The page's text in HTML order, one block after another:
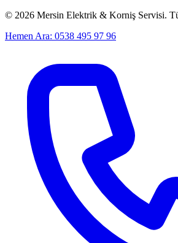
© 2026 Mersin Elektrik & Korniş Servisi.
Hemen Ara: 0538 495 97 96